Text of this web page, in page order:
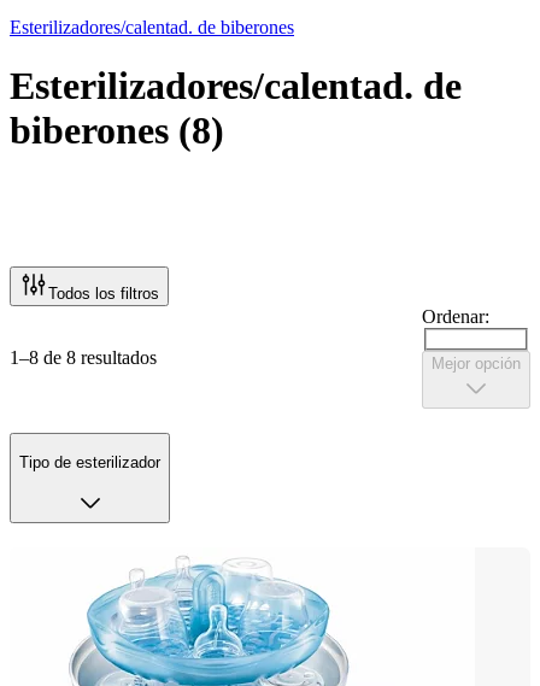
Esterilizadores/calentad. de biberones
Esterilizadores/calentad. de
biberones (8)
Todos los filtros
1–8 de 8 resultados
Ordenar:
Mejor opción
Tipo de esterilizador